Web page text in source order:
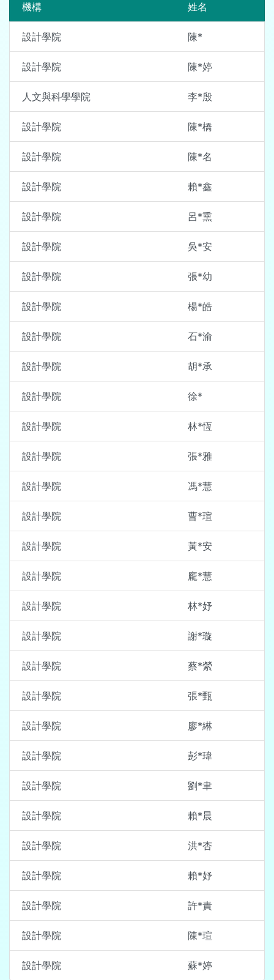
機構 姓名
設計學院 陳*
設計學院 陳*婷
人文與科學學院 李*殷
設計學院 陳*橋
設計學院 陳*名
設計學院 賴*鑫
設計學院 呂*熏
設計學院 吳*安
設計學院 張*幼
設計學院 楊*皓
設計學院 石*渝
設計學院 胡*承
設計學院 徐*
設計學院 林*恆
設計學院 張*雅
設計學院 馮*慧
設計學院 曹*瑄
設計學院 黃*安
設計學院 龐*慧
設計學院 林*妤
設計學院 謝*璇
設計學院 蔡*縈
設計學院 張*甄
設計學院 廖*綝
設計學院 彭*瑋
設計學院 劉*聿
設計學院 賴*晨
設計學院 洪*杏
設計學院 賴*妤
設計學院 許*責
設計學院 陳*瑄
設計學院 蘇*婷